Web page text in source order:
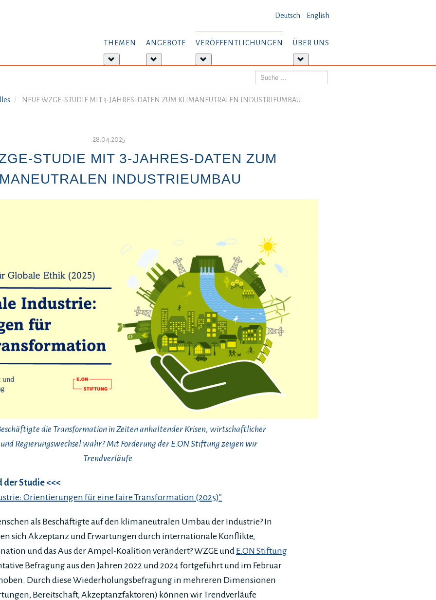
Deutsch English
THEMEN
Informationen:
ANGEBOTE
Informationen:
VERÖFFENTLICHUNGEN
Informationen:
ÜBER UNS
Informationen:
uns
Suchen
NEUE WZGE-STUDIE MIT 3-JAHRES-DATEN ZUM KLIMANEUTRALEN INDUSTRIEUMBAU
28.04.2025
STUDIE MIT 3-JAHRES-DATEN ZUM
INDUSTRIEUMBAU
die Transformation in Zeiten anhaltender Krisen, wirtschaftlicher
Regierungswechsel wahr? Mit Förderung der E.ON Stiftung zeigen wir
Trendverläufe.
der Studie <<<
Orientierungen für eine faire Transformation (2025)"
als Beschäftigte auf den klimaneutralen Umbau der Industrie? In
sich Akzeptanz und Erwartungen durch internationale Konflikte,
und das Aus der Ampel-Koalition verändert? WZGE undE.ON Stiftung
Befragung aus den Jahren 2022 und 2024 fortgeführt und im Februar
Durch diese Wiederholungsbefragung in mehreren Dimensionen
Bereitschaft, Akzeptanzfaktoren) können wir Trendverläufe